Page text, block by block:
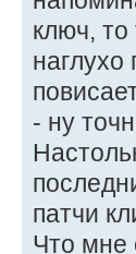
ключ,
наглухо
- ну
патчи
Что мне